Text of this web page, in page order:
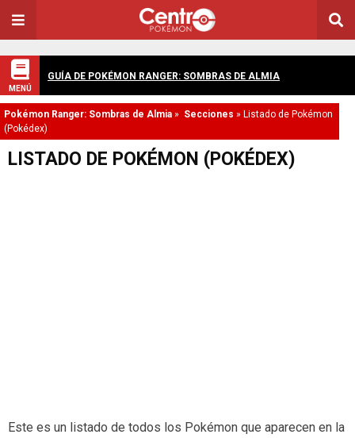
MENÚ
GUÍA DE POKÉMON RANGER: SOMBRAS DE ALMIA
Pokémon Ranger: Sombras de Almia » Secciones » Listado de Pokémon
(Pokédex)
LISTADO DE POKÉMON (POKÉDEX)
Este es un listado de todos los Pokémon que aparecen en la